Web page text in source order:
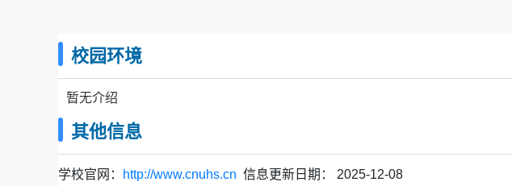
校园环境
暂无介绍
其他信息
学校官网： http://www.cnuhs.cn 信息更新日期： 2025-12-08